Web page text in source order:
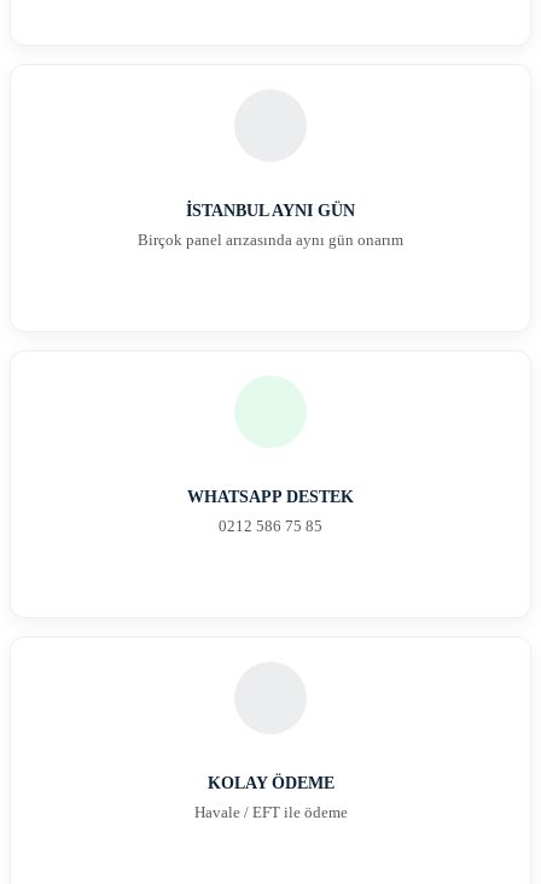
İSTANBUL AYNI GÜN
Birçok panel arızasında aynı gün onarım
WHATSAPP DESTEK
0212 586 75 85
KOLAY ÖDEME
Havale / EFT ile ödeme